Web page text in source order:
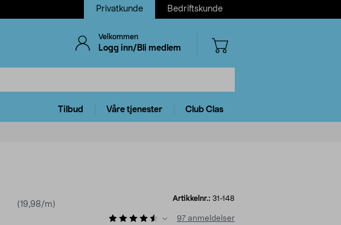
Privatkunde Bedriftskunde
Velkommen
Logg inn/Bli medlem
Tilbud Våre tjenester Club Clas
(19,98/m)
Artikkelnr.: 31-148
97 anmeldelser